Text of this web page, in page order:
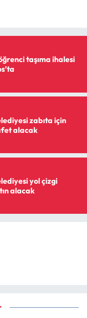
taşıma ihalesi
zabıta için
alacak
yol çizgi
alacak